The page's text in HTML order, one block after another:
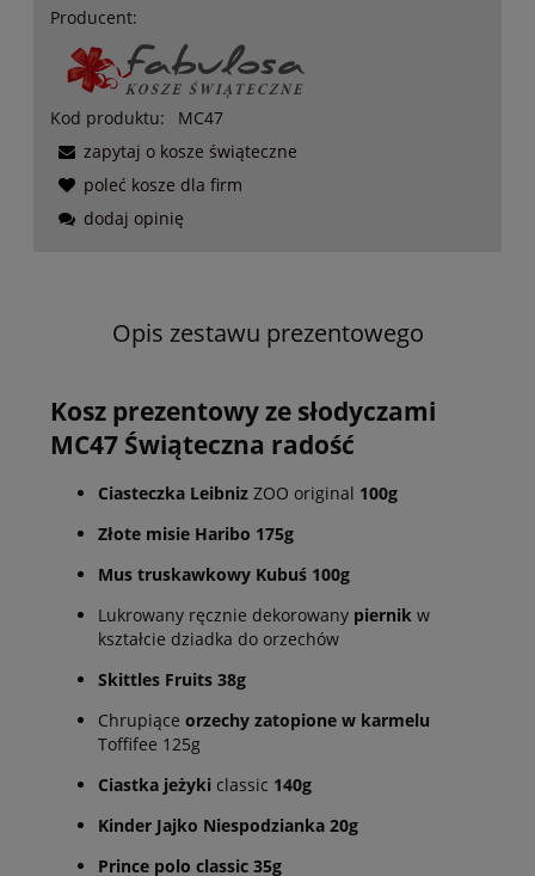
Producent:
Kod produktu:
MC47
zapytaj o kosze świąteczne
poleć kosze dla firm
dodaj opinię
Opis zestawu prezentowego
Kosz prezentowy ze słodyczami
MC47 Świąteczna radość
Ciasteczka Leibniz ZOO original 100g
Złote misie Haribo 175g
Mus truskawkowy Kubuś 100g
Lukrowany ręcznie dekorowany piernik w
kształcie dziadka do orzechów
Skittles Fruits 38g
Chrupiące orzechy zatopione w karmelu
Toffifee 125g
Ciastka jeżyki classic 140g
Kinder Jajko Niespodzianka 20g
Prince polo classic 35g